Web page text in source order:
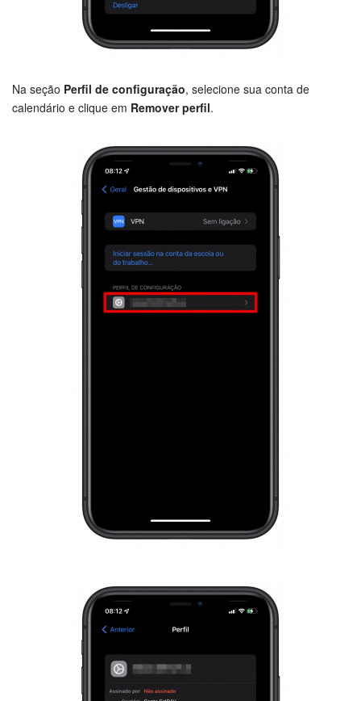
Na seção Perfil de configuração, selecione sua conta de
calendário e clique em Remover perfil.